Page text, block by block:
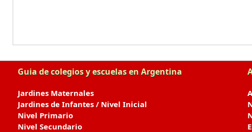
Guia de colegios y escuelas en Argentina
Jardines Maternales
Jardines de Infantes / Nivel Inicial
Nivel Primario
Nivel Secundario